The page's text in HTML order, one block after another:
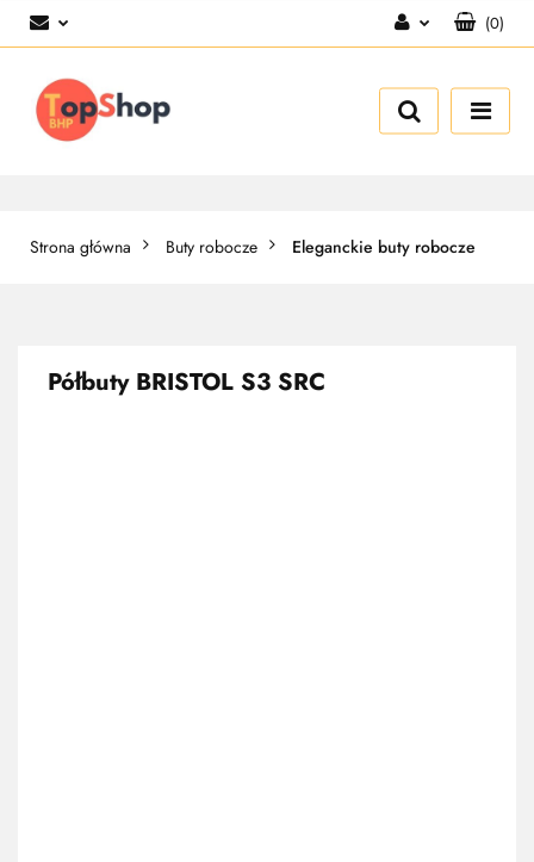
Zarejestruj się
(0)
Strona główna Buty robocze Eleganckie buty robocze
Półbuty BRISTOL S3 SRC